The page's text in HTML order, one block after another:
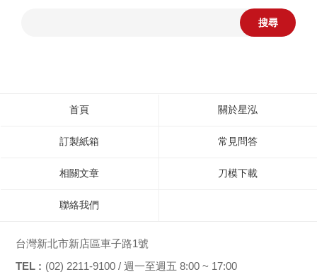
搜尋
首頁 關於星泓
訂製紙箱 常見問答
相關文章 刀模下載
聯絡我們
台灣新北市新店區車子路1號
TEL : (02) 2211-9100 / 週一至週五 8:00 ~ 17:00